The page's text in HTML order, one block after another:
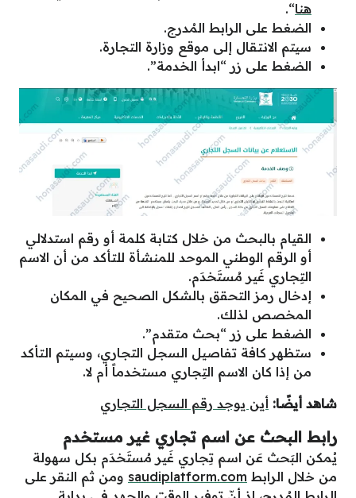
هنا“.
الضغط على الرابط المُدرج.
سيتم الانتقال إلى موقع وزارة التجارة.
الضغط على زر “ابدأ الخدمة”.
القيام بالبحث من خلال كتابة كلمة أو رقم استدلالي
أو الرقم الوطني الموحد للمنشأة للتأكد من أن الاسم
التِجاري غَير مُستَخدَم.
إدخال رمز التحقق بالشكل الصحيح في المكان
المخصص لذلك.
الضغط على زر “بحث متقدم”.
ستظهر كافة تفاصيل السجل التجاري، وسيتم التأكد
من إذا كان الاسم التِجاري مستخدماً أم لا.
شاهد أيضًا: أين يوجد رقم السجل التجاري
رابط البحث عن اسم تجاري غير مستخدم
يُمكن البَحث عَن اسم تِجاري غَير مُستَخدَم بكل سهولة
من خلال الرابط saudiplatform.com ومن ثم النقر على